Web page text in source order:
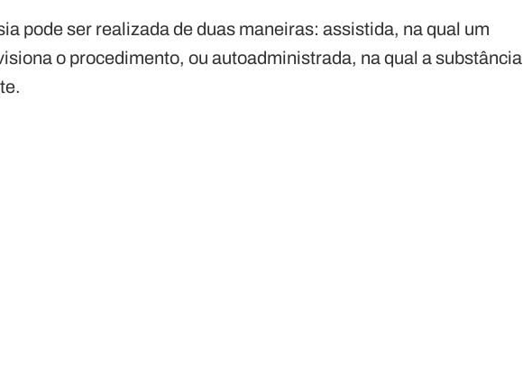
pode ser realizada de duas maneiras: assistida, na qual um
o procedimento, ou autoadministrada, na qual a substância